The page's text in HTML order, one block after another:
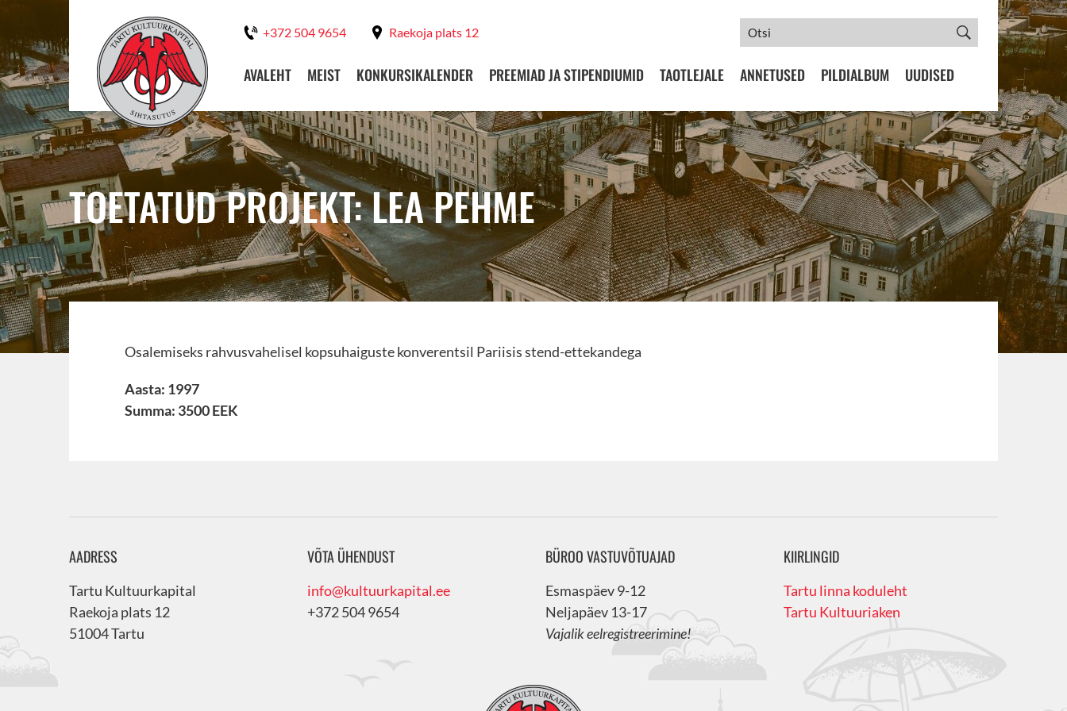
+372 504 9654 Raekoja plats 12
AVALEHT MEIST KONKURSIKALENDER PREEMIAD JA STIPENDIUMID TAOTLEJALE ANNETUSED PILDIALBUM UUDISED
TOETATUD PROJEKT: LEA PEHME
Osalemiseks rahvusvahelisel kopsuhaiguste konverentsil Pariisis stend-ettekandega
Aasta: 1997
Summa: 3500 EEK
AADRESS
Tartu Kultuurkapital
Raekoja plats 12
51004 Tartu
VÕTA ÜHENDUST
info@kultuurkapital.ee
+372 504 9654
BÜROO VASTUVÕTUAJAD
Esmaspäev 9-12
Neljapäev 13-17
Vajalik eelregistreerimine!
KIIRLINGID
Tartu linna koduleht
Tartu Kultuuriaken